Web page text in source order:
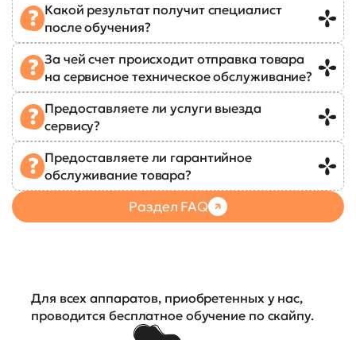
Какой результат получит специалист
после обучения?
За чей счет происходит отправка товара
на сервисное техническое обслуживание?
Предоставляете ли услуги выезда
сервису?
Предоставляете ли гарантийное
обслуживание товара?
Раздел FAQ
Для всех аппаратов, приобретенных у нас,
проводится бесплатное обучение по скайпу.